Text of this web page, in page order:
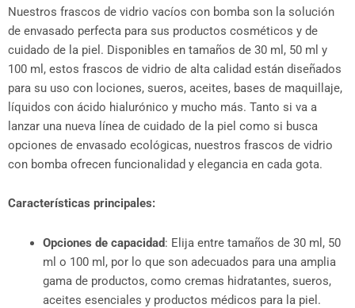
Nuestros frascos de vidrio vacíos con bomba son la solución
de envasado perfecta para sus productos cosméticos y de
cuidado de la piel. Disponibles en tamaños de 30 ml, 50 ml y
100 ml, estos frascos de vidrio de alta calidad están diseñados
para su uso con lociones, sueros, aceites, bases de maquillaje,
líquidos con ácido hialurónico y mucho más. Tanto si va a
lanzar una nueva línea de cuidado de la piel como si busca
opciones de envasado ecológicas, nuestros frascos de vidrio
con bomba ofrecen funcionalidad y elegancia en cada gota.
Características principales:
Opciones de capacidad: Elija entre tamaños de 30 ml, 50
ml o 100 ml, por lo que son adecuados para una amplia
gama de productos, como cremas hidratantes, sueros,
aceites esenciales y productos médicos para la piel.